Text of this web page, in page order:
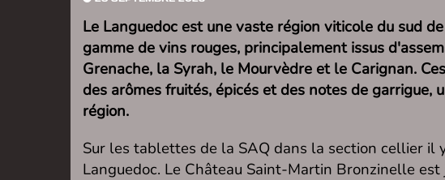
Le Languedoc est une vaste région viticole du sud
gamme de vins rouges, principalement issus
Grenache, la Syrah, le Mourvèdre et le Carignan.
des arômes fruités, épicés et des notes de
région.
Sur les tablettes de la SAQ dans la section cellier il
Languedoc. Le Château Saint-Martin Bronzinelle